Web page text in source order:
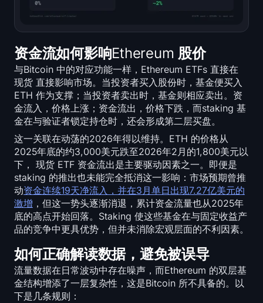
资金流如何影响Ethereum 股价
与Bitcoin 中的对应功能一样，Ethereum ETFs 直接在
现货 直接影响市场。当投资者买入股份时，基金便买入
ETH 作为支撑；当投资者卖出时，基金则相应卖出。资
金流入，价格上涨；资金流出，价格下跌，而staking 基
金在与验证者锁定持仓时，还会形成第二层买盘。
这一关联在动荡的2026年得以维持。ETH 的价格从
2025年底的约3,000美元跌至2026年2月的1,800美元以
下， 现货 ETF 资金流出是主要驱动因素之一。即便是
staking 的推出也未能完全抵消这一影响：市场预期曾推
动资金连续19天净流入，并在3月单日出现7.27亿美元的
激增 ，但这一势头逐渐消退，累计资金流量也从2025年
底的高点开始回落。Staking 使这些基金在与固定收益产
品的竞争中更具优势，但并未消除宏观层面的不利因素。
如何正确解读数据，避免被误导
流量数据在日常波动中存在噪声，而Ethereum 的双层基
金结构增添了一层复杂性，这是Bitcoin 所不具备的。以
下是几条规则：